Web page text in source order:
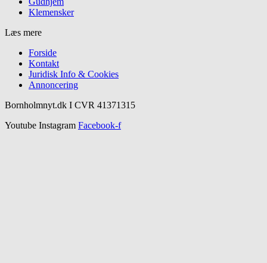
Klemensker
Læs mere
Forside
Kontakt
Juridisk Info & Cookies​
Annoncering
Bornholmnyt.dk I CVR 41371315
Youtube Instagram Facebook-f